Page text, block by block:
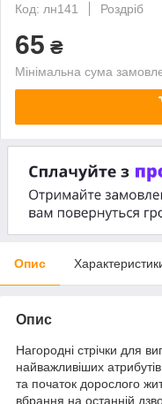
Код: лн141
Роздріб
65 ₴
Мінімальна сума
Опис
Опис
Нагородні стрічки для
найважливіших
та початок дорослого
вбрання на останній